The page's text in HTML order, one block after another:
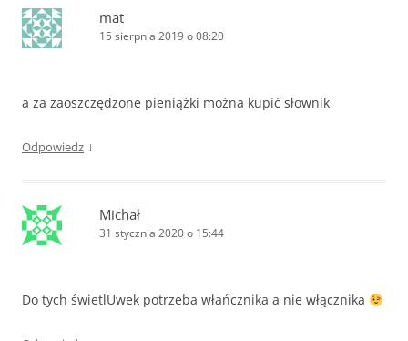
mat
15 sierpnia 2019 o 08:20
a za zaoszczędzone pieniążki można kupić słownik
Odpowiedz ↓
Michał
31 stycznia 2020 o 15:44
Do tych świetlUwek potrzeba włańcznika a nie włącznika